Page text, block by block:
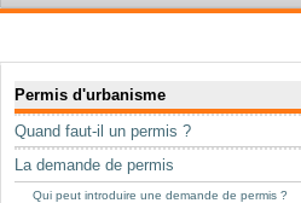
Règles du jeu
Permis d'urbanisme
Cartographie
Etudes et publications
Permis d'urbanisme
Quand faut-il un permis ?
La demande de permis
Qui peut introduire une demande de permis ?